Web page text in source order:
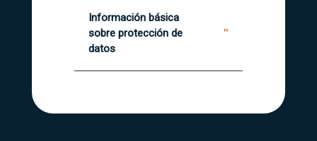
Información básica
sobre protección de
datos